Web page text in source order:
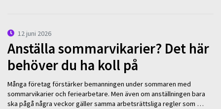
12 juni 2026
Anställa sommarvikarier? Det här
behöver du ha koll på
Många företag förstärker bemanningen under sommaren med
sommarvikarier och feriearbetare. Men även om anställningen bara
ska pågå några veckor gäller samma arbetsrättsliga regler som …